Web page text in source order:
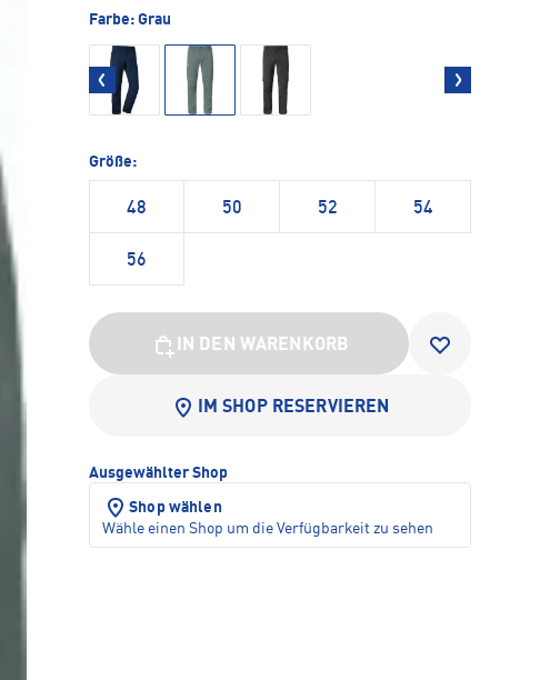
Farbe: Grau
Größe:
48 50 52 54
56
IN DEN WARENKORB
IM SHOP RESERVIEREN
Ausgewählter Shop
Shop wählen
Wähle einen Shop um die Verfügbarkeit zu sehen